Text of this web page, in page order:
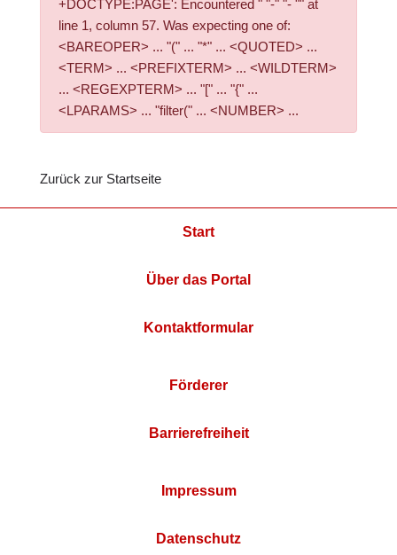
+DOCTYPE:PAGE': Encountered " "-" "- "" at
line 1, column 57. Was expecting one of:
<BAREOPER> ... "(" ... "*" ... <QUOTED> ...
<TERM> ... <PREFIXTERM> ... <WILDTERM>
... <REGEXPTERM> ... "[" ... "{" ...
<LPARAMS> ... "filter(" ... <NUMBER> ...
Zurück zur Startseite
Start
Über das Portal
Kontaktformular
Förderer
Barrierefreiheit
Impressum
Datenschutz